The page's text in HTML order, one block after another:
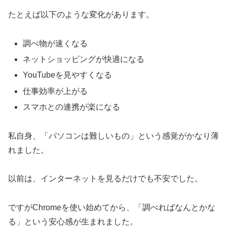
たとえば以下のような変化があります。
調べ物が速くなる
ネットショッピングが快適になる
YouTubeを見やすくなる
仕事効率が上がる
スマホとの連携が楽になる
私自身、「パソコンは難しいもの」という感覚がかなり薄
れました。
以前は、インターネットを見るだけでも不安でした。
ですがChromeを使い始めてから、「調べればなんとかな
る」という安心感が生まれました。